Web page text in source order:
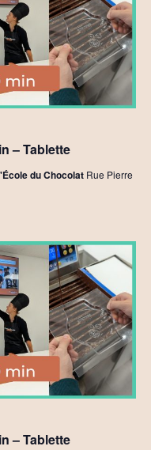
– Tablette
du Chocolat Rue Pierre
– Tablette